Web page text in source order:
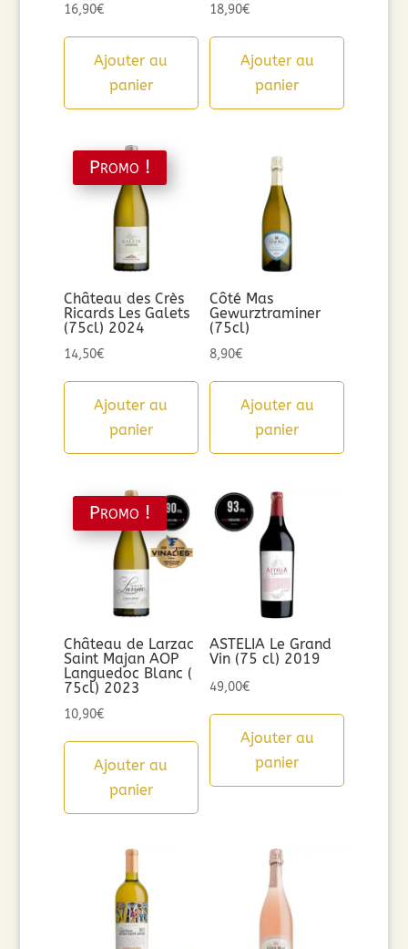
16,90€
Ajouter au
panier
18,90€
Ajouter au
panier
Promo !
Château des Crès
Ricards Les Galets
(75cl) 2024
14,50€
Ajouter au
panier
Côté Mas
Gewurztraminer
(75cl)
8,90€
Ajouter au
panier
Promo !
Château de Larzac
Saint Majan AOP
Languedoc Blanc (
75cl) 2023
10,90€
Ajouter au
panier
ASTELIA Le Grand
Vin (75 cl) 2019
49,00€
Ajouter au
panier